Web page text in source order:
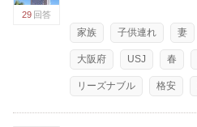
29 回答
家族 子供連れ 妻
大阪府 USJ 春
リーズナブル 格安